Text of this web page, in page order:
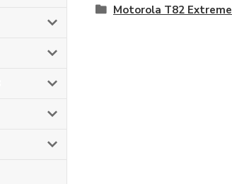
Motorola T82 Extreme